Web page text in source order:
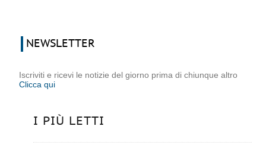
NEWSLETTER
Iscriviti e ricevi le notizie del giorno prima di chiunque altro
Clicca qui
I PIÙ LETTI